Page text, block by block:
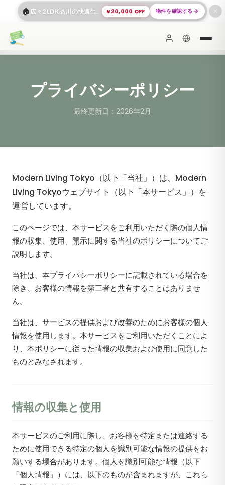
🏠 広々2LDK品川の快適生活 ¥20,000 OFF 物件を確認する ✕
プライバシーポリシー
最終更新日：2026年2月
Modern Living Tokyo（以下「当社」）は、Modern
Living Tokyoウェブサイト（以下「本サービス」）を
運営しています。
このページでは、本サービスをご利用いただく際の個人情
報の収集、使用、開示に関する当社のポリシーについてご
説明します。
当社は、本プライバシーポリシーに記載されている場合を
除き、お客様の情報を第三者と共有することはありませ
ん。
当社は、サービスの提供および改善のためにお客様の個人
情報を使用します。本サービスをご利用いただくことによ
り、本ポリシーに従った情報の収集および使用に同意した
ものとみなされます。
情報の収集と使用
本サービスのご利用に際し、お客様を特定または連絡する
ために使用できる特定の個人を識別可能な情報の提供をお
願いする場合があります。個人を識別可能な情報（以下
「個人情報」）には、以下のものが含まれますが、これら